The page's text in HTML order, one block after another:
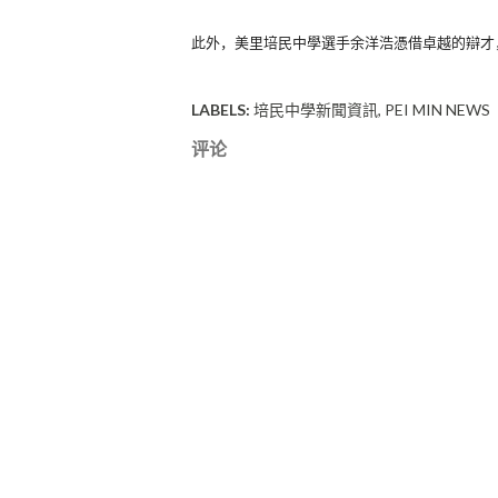
此外，美里培民中學選手余洋浩憑借卓越的辯才
LABELS: 培民中學新聞資訊 PEI MIN NEWS
评论